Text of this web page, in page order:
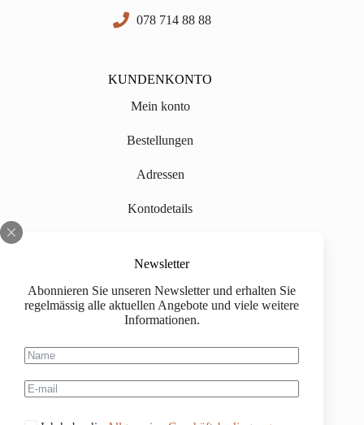
Newsletter
Abonnieren Sie unseren Newsletter und erhalten Sie
regelmässig alle aktuellen Angebote und viele weitere
Informationen.
078 714 88 88
KUNDENKONTO
Mein konto
Bestellungen
Adressen
Kontodetails
Informationen
Über uns
Impressum